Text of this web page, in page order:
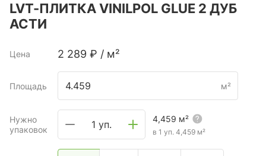
LVT-ПЛИТКА VINILPOL GLUE 2 ДУБ
АСТИ
Цена 2 289 ₽ / м²
Площадь м²
Нужно
упаковок
1 уп. 4,459 м²
в 1 уп. 4,459 м²